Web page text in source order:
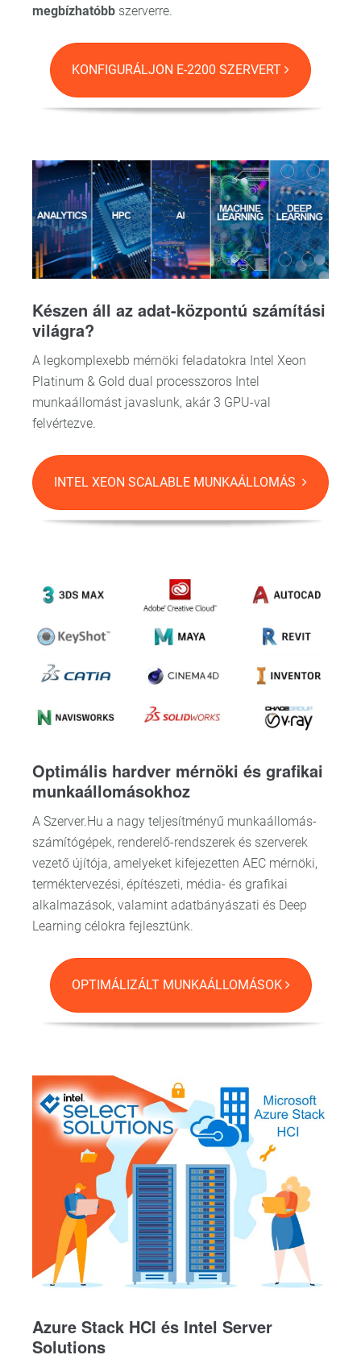
megbízhatóbb szerverre.
KONFIGURÁLJON E-2200 SZERVERT
Készen áll az adat-központú számítási
világra?
A legkomplexebb mérnöki feladatokra Intel Xeon
Platinum & Gold dual processzoros Intel
munkaállomást javaslunk, akár 3 GPU-val
felvértezve.
INTEL XEON SCALABLE MUNKAÁLLOMÁS
Optimális hardver mérnöki és grafikai
munkaállomásokhoz
A Szerver.Hu a nagy teljesítményű munkaállomás-
számítógépek, renderelő-rendszerek és szerverek
vezető újítója, amelyeket kifejezetten AEC mérnöki,
terméktervezési, építészeti, média- és grafikai
alkalmazások, valamint adatbányászati és Deep
Learning célokra fejlesztünk.
OPTIMÁLIZÁLT MUNKAÁLLOMÁSOK
Azure Stack HCI és Intel Server
Solutions